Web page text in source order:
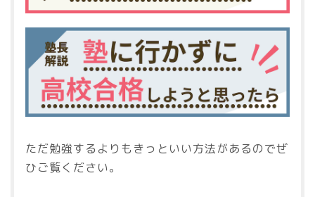
ただ勉強するよりもきっといい方法があるのでぜ
ひご覧ください。